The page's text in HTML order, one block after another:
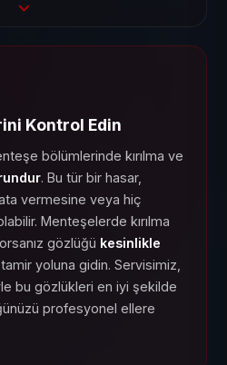
Kontrol Edin
bölümlerinde kırılma ve
. Bu tür bir hasar,
vermesine veya hiç
Menteşelerde kırılma
gözlüğü kesinlikle
yoluna gidin. Servisimiz,
bu gözlükleri en iyi şekilde
profesyonel ellere